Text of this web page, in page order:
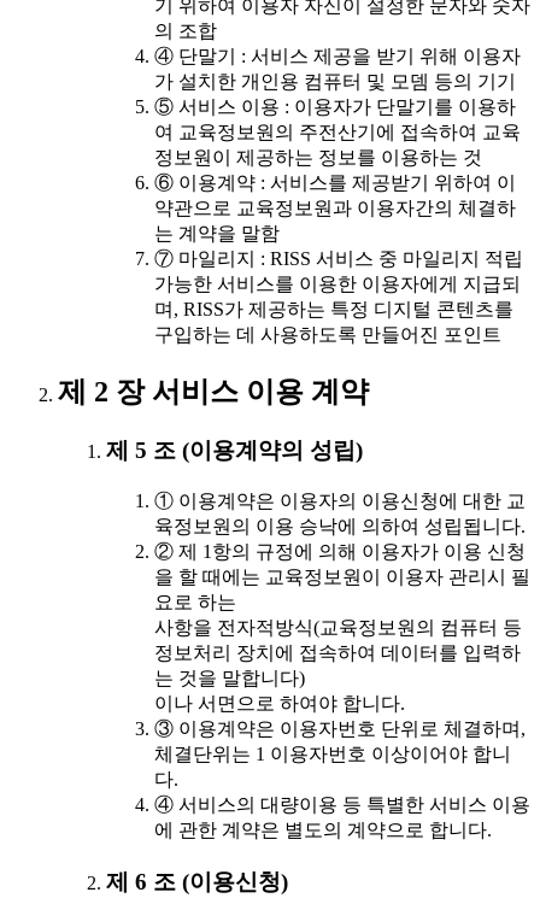
기 위하여 이용자 자신이 설정한 문자와 숫자
의 조합
④ 단말기 : 서비스 제공을 받기 위해 이용자
가 설치한 개인용 컴퓨터 및 모뎀 등의 기기
⑤ 서비스 이용 : 이용자가 단말기를 이용하
여 교육정보원의 주전산기에 접속하여 교육
정보원이 제공하는 정보를 이용하는 것
⑥ 이용계약 : 서비스를 제공받기 위하여 이
약관으로 교육정보원과 이용자간의 체결하
는 계약을 말함
⑦ 마일리지 : RISS 서비스 중 마일리지 적립
가능한 서비스를 이용한 이용자에게 지급되
며, RISS가 제공하는 특정 디지털 콘텐츠를
구입하는 데 사용하도록 만들어진 포인트
제 2 장 서비스 이용 계약
제 5 조 (이용계약의 성립)
① 이용계약은 이용자의 이용신청에 대한 교
육정보원의 이용 승낙에 의하여 성립됩니다.
② 제 1항의 규정에 의해 이용자가 이용 신청
을 할 때에는 교육정보원이 이용자 관리시 필
요로 하는
사항을 전자적방식(교육정보원의 컴퓨터 등
정보처리 장치에 접속하여 데이터를 입력하
는 것을 말합니다)
이나 서면으로 하여야 합니다.
③ 이용계약은 이용자번호 단위로 체결하며,
체결단위는 1 이용자번호 이상이어야 합니
다.
④ 서비스의 대량이용 등 특별한 서비스 이용
에 관한 계약은 별도의 계약으로 합니다.
제 6 조 (이용신청)